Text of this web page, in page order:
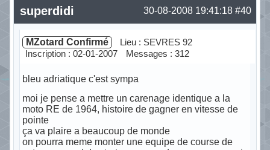
Hors ligne #40
30-08-2008 19:41:18
superdidi
MZotard Confirmé
Lieu : SEVRES 92
Inscription : 02-01-2007
Messages : 312
bleu adriatique c'est sympa
moi je pense a mettre un carenage identique a la
moto RE de 1964, histoire de gagner en vitesse de
pointe
ça va plaire a beaucoup de monde
on pourra meme monter une equipe de course de